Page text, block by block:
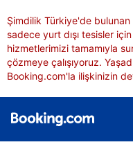
Şimdilik Türkiye'de
sadece yurt dışı tesisler
hizmetlerimizi tamamıyla
çözmeye çalışıyoruz.
Booking.com'la ilişkinizin